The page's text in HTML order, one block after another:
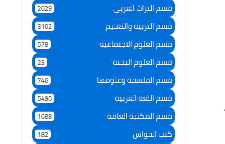
قسم التراث العربى 2629
قسم التربية والتعليم 3102
قسم العلوم الاجتماعية 578
قسم العلوم البحتة 23
قسم الفلسفة وعلومها 746
قسم اللغة العربية 5496
قسم المكتبة العامة 1688
كتب الحواش 182